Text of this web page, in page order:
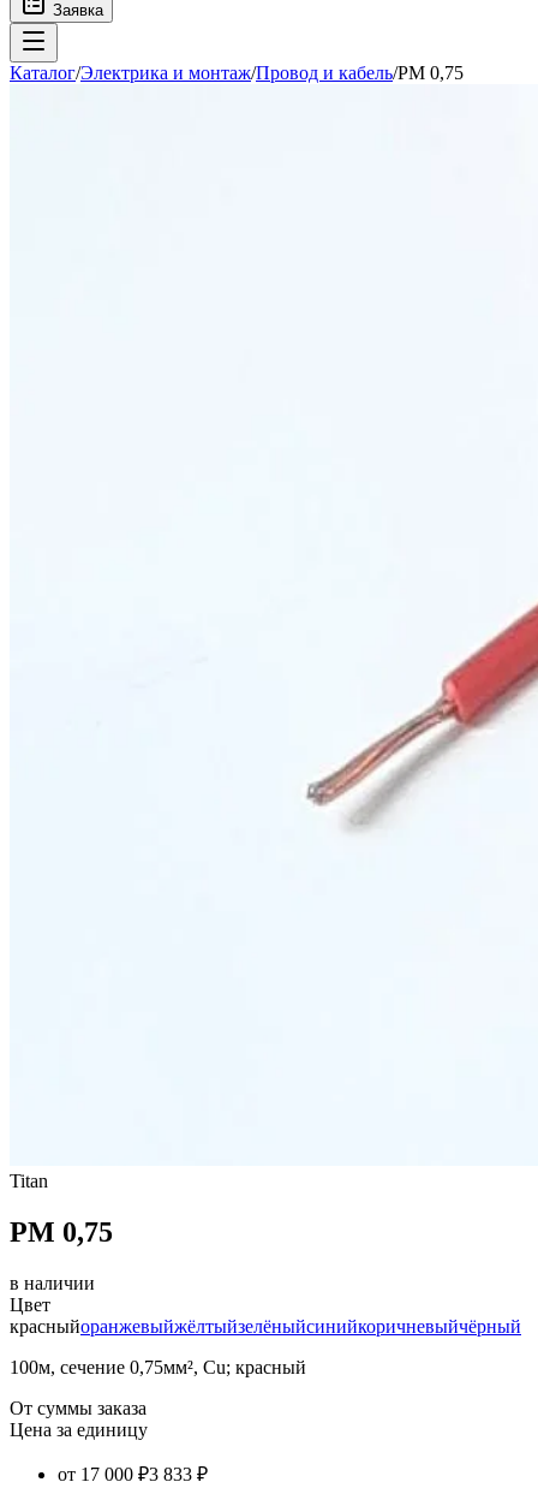
Заявка
Каталог/Электрика и монтаж/Провод и кабель/PM 0,75
Titan
PM 0,75
в наличии
Цвет
красныйоранжевыйжёлтыйзелёныйсинийкоричневыйчёрный
100м, сечение 0,75мм², Cu; красный
От суммы заказа
Цена за единицу
от 17 000 ₽3 833 ₽